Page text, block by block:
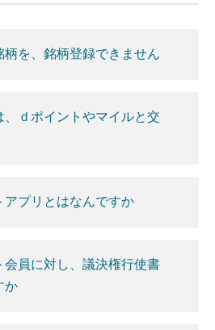
を、銘柄登録できません
ｄポイントやマイルと交
プリとはなんですか
員に対し、議決権行使書
か